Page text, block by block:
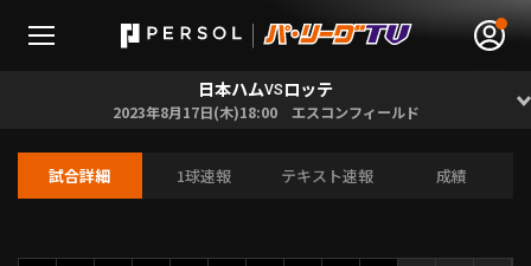
日本ハムVS ロッテ
2023年8月17日(木)18:00 エスコンフィールド
試合詳細 1球速報 テキスト速報 成績